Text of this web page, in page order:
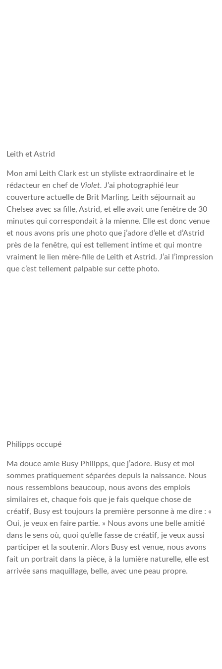
Leith et Astrid
Mon ami Leith Clark est un styliste extraordinaire et le
rédacteur en chef de Violet. J’ai photographié leur
couverture actuelle de Brit Marling. Leith séjournait au
Chelsea avec sa fille, Astrid, et elle avait une fenêtre de 30
minutes qui correspondait à la mienne. Elle est donc venue
et nous avons pris une photo que j’adore d’elle et d’Astrid
près de la fenêtre, qui est tellement intime et qui montre
vraiment le lien mère-fille de Leith et Astrid. J’ai l’impression
que c’est tellement palpable sur cette photo.
Philipps occupé
Ma douce amie Busy Philipps, que j’adore. Busy et moi
sommes pratiquement séparées depuis la naissance. Nous
nous ressemblons beaucoup, nous avons des emplois
similaires et, chaque fois que je fais quelque chose de
créatif, Busy est toujours la première personne à me dire : «
Oui, je veux en faire partie. » Nous avons une belle amitié
dans le sens où, quoi qu’elle fasse de créatif, je veux aussi
participer et la soutenir. Alors Busy est venue, nous avons
fait un portrait dans la pièce, à la lumière naturelle, elle est
arrivée sans maquillage, belle, avec une peau propre.